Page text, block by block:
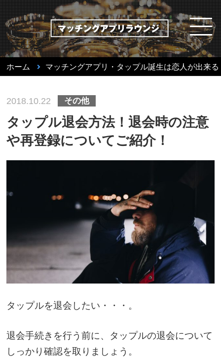
ホーム マッチングアプリ・タップル誕生は恋人が出来
2018.10.22 その他
タップル退会方法！退会時の注意
や再登録についてご紹介！
タップルを退会したい・・・。
退会手続きを行う前に、タップルの退会について
しっかり確認を取りましょう。